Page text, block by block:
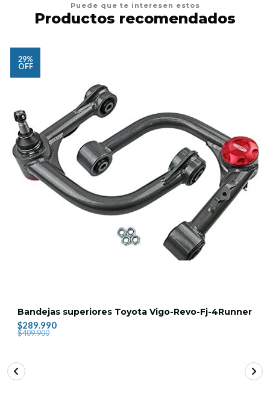
Puede que te interesen estos
Productos recomendados
29%
OFF
Bandejas superiores Toyota Vigo-Revo-Fj-4Runner
$289.990
$409.900